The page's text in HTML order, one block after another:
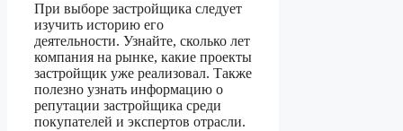
При выборе застройщика следует
изучить историю его
деятельности. Узнайте, сколько лет
компания на рынке, какие проекты
застройщик уже реализовал. Также
полезно узнать информацию о
репутации застройщика среди
покупателей и экспертов отрасли.